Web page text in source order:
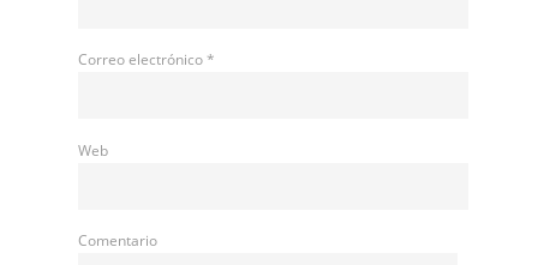
Correo electrónico*
Web
Comentario